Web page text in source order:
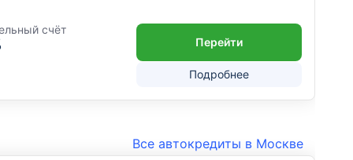
счёт
Подробнее
Перейти
Все автокредиты в Москве